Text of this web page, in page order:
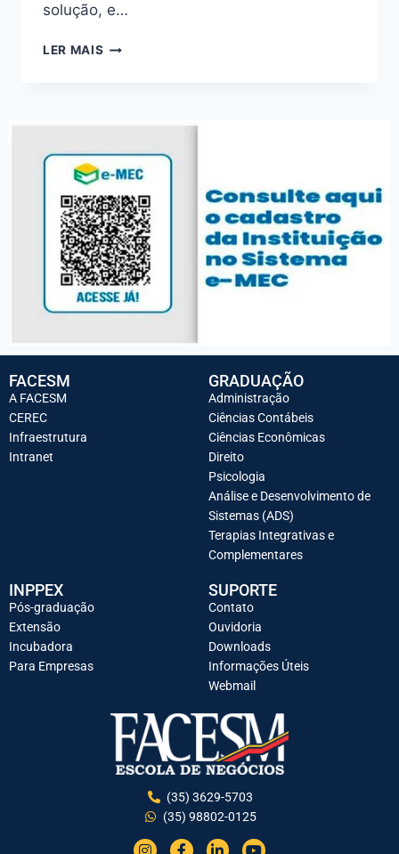
solução, e…
LER MAIS
FACESM
A FACESM
CEREC
Infraestrutura
Intranet
GRADUAÇÃO
Administração
Ciências Contábeis
Ciências Econômicas
Direito
Psicologia
Análise e Desenvolvimento de
Sistemas (ADS)
Terapias Integrativas e
Complementares
INPPEX
Pós-graduação
Extensão
Incubadora
Para Empresas
SUPORTE
Contato
Ouvidoria
Downloads
Informações Úteis
Webmail
(35) 3629-5703
(35) 98802-0125